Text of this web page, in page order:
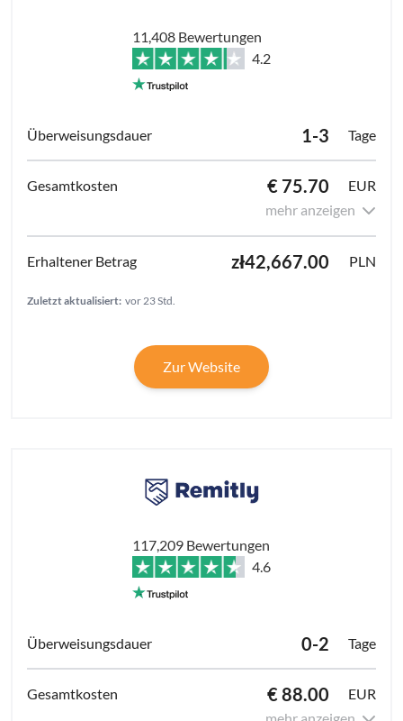
11,408 Bewertungen
4.2
1-3 Tage
€ 75.70
EUR
mehr anzeigen
zł42,667.00 PLN
Zuletzt aktualisiert: vor 23 Std.
Zur Website
117,209 Bewertungen
4.6
0-2 Tage
€ 88.00
EUR